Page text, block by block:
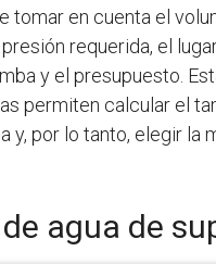
tomar en cuenta el
requerida, el
y el presupuesto.
permiten calcular el
y, por lo tanto, elegir la
agua de